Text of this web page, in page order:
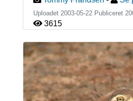
Uploadet 2003-05-22 Publiceret
3615